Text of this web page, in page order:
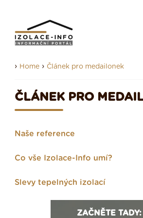
› Home › Článek pro medailonek
ČLÁNEK PRO
Naše reference
Co vše Izolace-Info umí?
Slevy tepelných izolací
ZAČNĚTE TADY: